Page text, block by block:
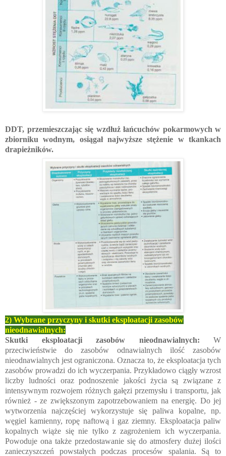
DDT, przemieszczając się wzdłuż łańcuchów pokarmowych w
zbiorniku wodnym, osiągał najwyższe stężenie w tkankach
drapieżników.
2) Wybrane przyczyny i skutki eksploatacji zasobów
nieodnawialnych:
Skutki eksploatacji zasobów nieodnawialnych: W
przeciwieństwie do zasobów odnawialnych ilość zasobów
nieodnawialnych jest ograniczona. Oznacza to, że eksploatacja tych
zasobów prowadzi do ich wyczerpania. Przykładowo ciągły wzrost
liczby ludności oraz podnoszenie jakości życia są związane z
intensywnym rozwojem różnych gałęzi przemysłu i transportu, jak
również - ze zwiększonym zapotrzebowaniem na energię. Do jej
wytworzenia najczęściej wykorzystuje się paliwa kopalne, np.
węgiel kamienny, ropę naftową i gaz ziemny. Eksploatacja paliw
kopalnych wiąże się nie tylko z zagrożeniem ich wyczerpania.
Powoduje ona także przedostawanie się do atmosfery dużej ilości
zanieczyszczeń powstałych podczas procesów spalania. Są to